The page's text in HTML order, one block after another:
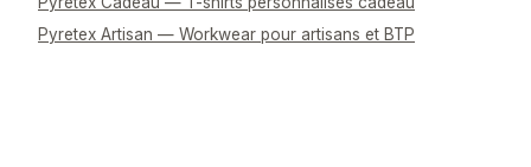
Pyretex Artisan — Workwear pour artisans et BTP